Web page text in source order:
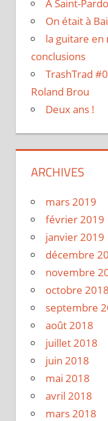
A Saint-
On était à
la guitare en
conclusions
TrashTrad
Roland Brou
Deux ans !
ARCHIVES
mars 2019
février 2019
janvier 2019
décembre
novembre
octobre 2018
septembre
août 2018
juillet 2018
juin 2018
mai 2018
avril 2018
mars 2018